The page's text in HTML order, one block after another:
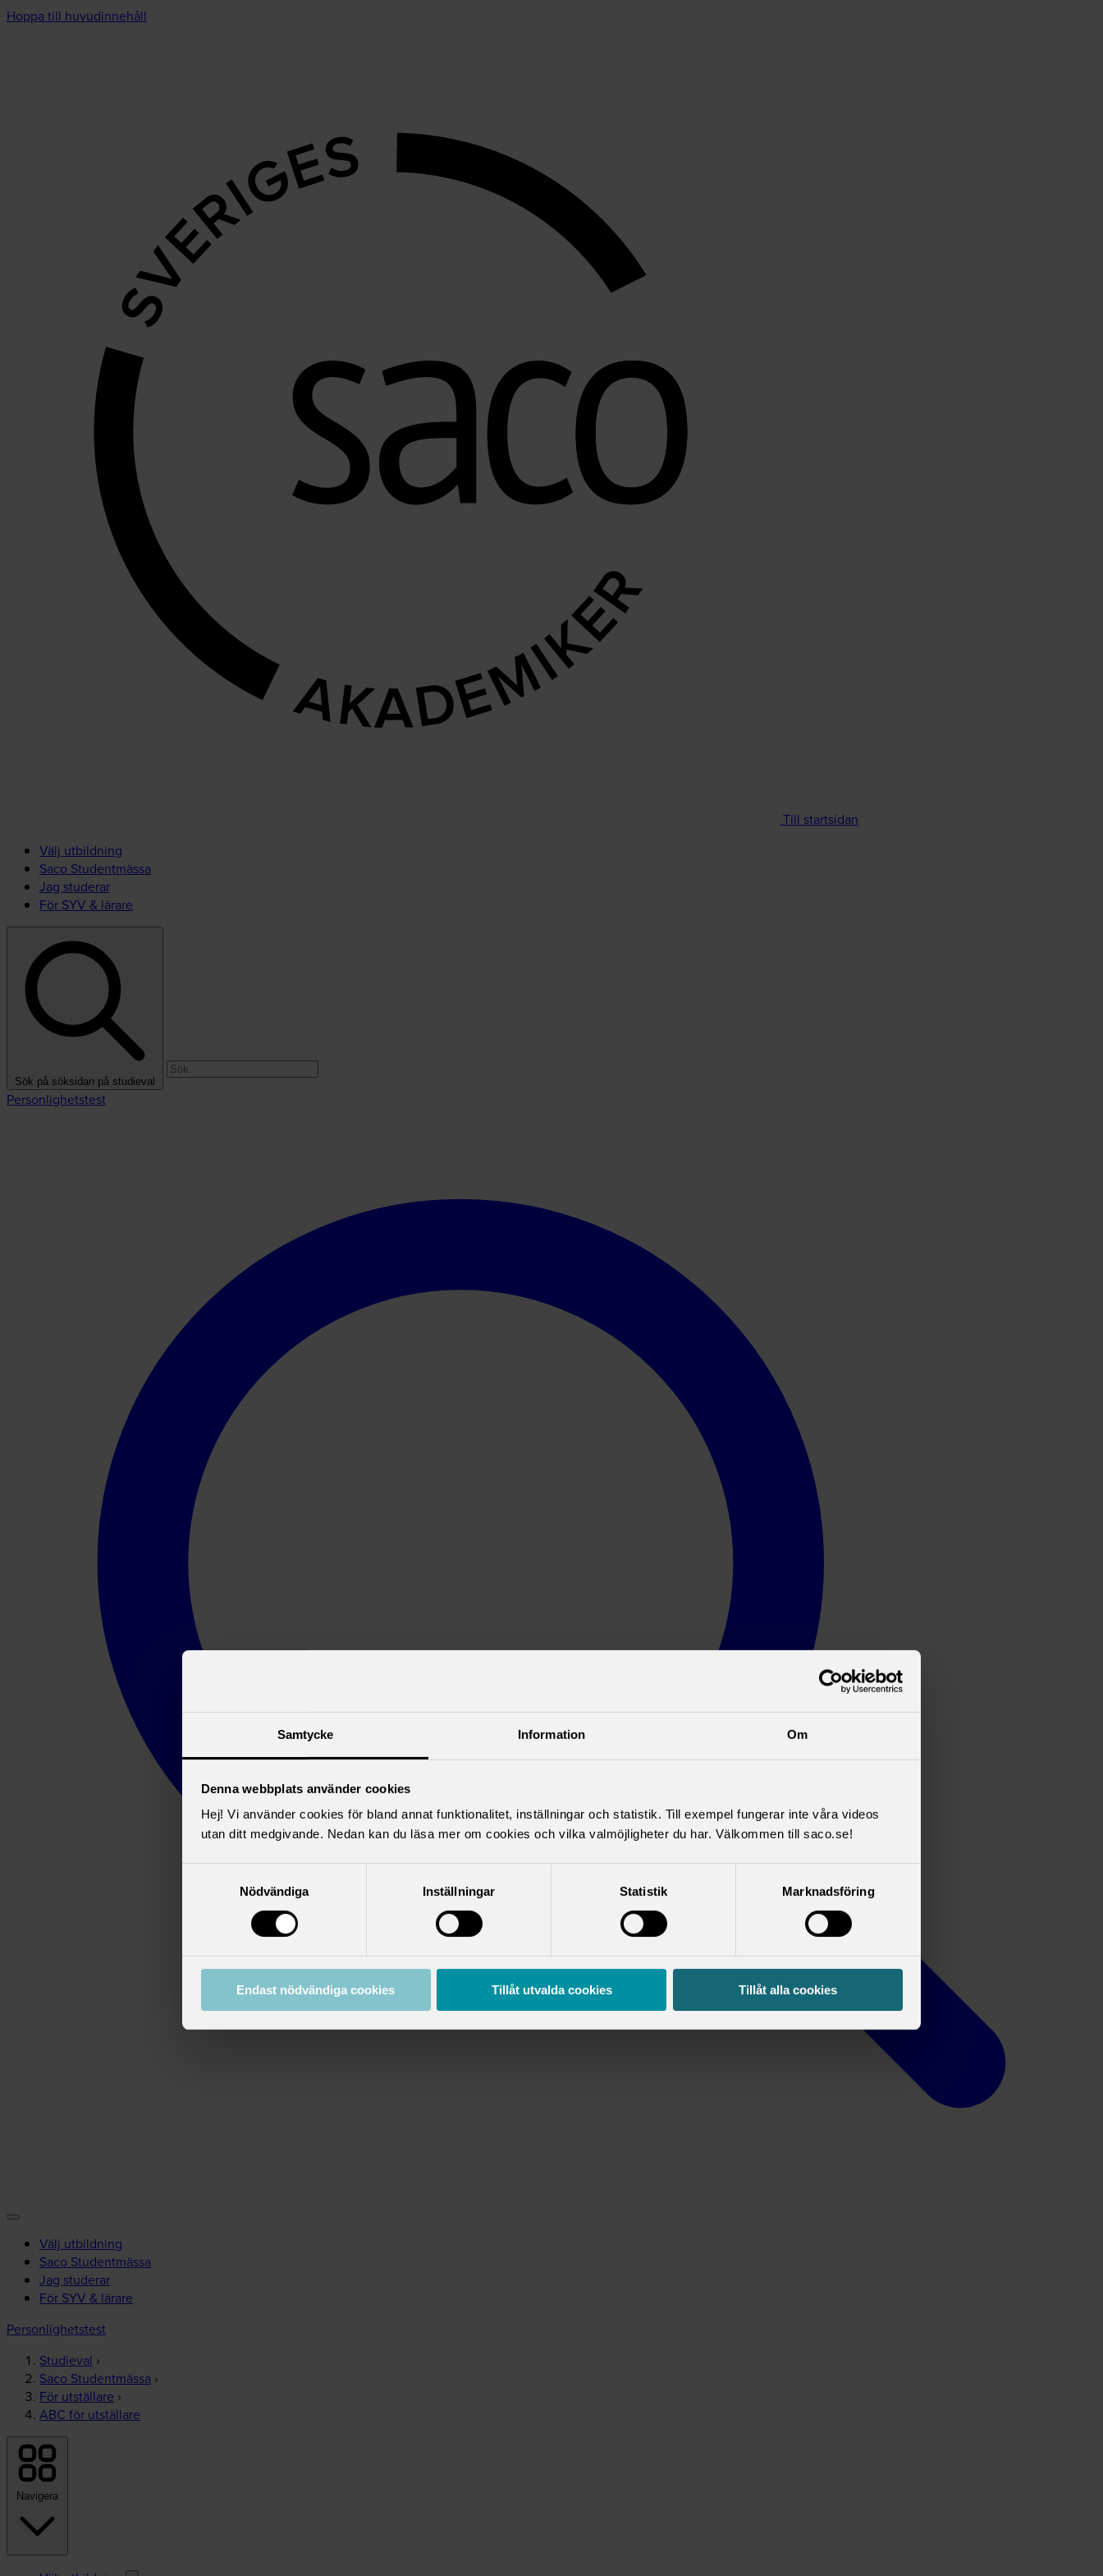
Samtycke Information Om
Denna webbplats använder cookies
Hej! Vi använder cookies för bland annat funktionalitet, inställningar och statistik. Till exempel fungerar inte våra videos
utan ditt medgivande. Nedan kan du läsa mer om cookies och vilka valmöjligheter du har. Välkommen till saco.se!
Nödvändiga
Inställningar Statistik Marknadsföring
Endast nödvändiga cookies Tillåt utvalda cookies Tillåt alla cookies
Hoppa till huvudinnehåll
Till startsidan
Välj utbildning
Saco Studentmässa
Jag studerar
För SYV & lärare
Sök på söksidan på studieval
Personlighetstest
Välj utbildning
Saco Studentmässa
Jag studerar
För SYV & lärare
Personlighetstest
Studieval ›
Saco Studentmässa ›
För utställare ›
ABC för utställare
Navigera